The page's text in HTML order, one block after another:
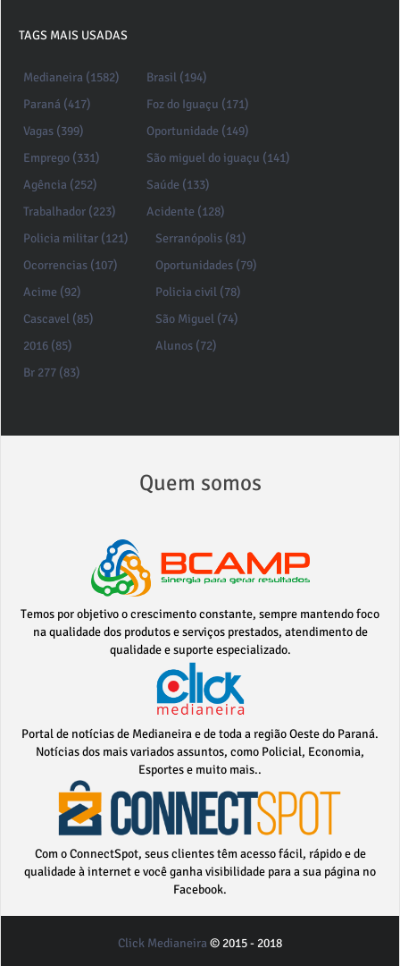
TAGS MAIS USADAS
Medianeira (1582)
Paraná (417)
Vagas (399)
Emprego (331)
Agência (252)
Trabalhador (223)
Brasil (194)
Foz do Iguaçu (171)
Oportunidade (149)
São miguel do iguaçu (141)
Saúde (133)
Acidente (128)
Policia militar (121)
Ocorrencias (107)
Acime (92)
Cascavel (85)
2016 (85)
Br 277 (83)
Serranópolis (81)
Oportunidades (79)
Policia civil (78)
São Miguel (74)
Alunos (72)
Quem somos
Temos por objetivo o crescimento constante, sempre mantendo foco
na qualidade dos produtos e serviços prestados, atendimento de
qualidade e suporte especializado.
Portal de notícias de Medianeira e de toda a região Oeste do Paraná.
Notícias dos mais variados assuntos, como Policial, Economia,
Esportes e muito mais..
Com o ConnectSpot, seus clientes têm acesso fácil, rápido e de
qualidade à internet e você ganha visibilidade para a sua página no
Facebook.
Click Medianeira © 2015 - 2018